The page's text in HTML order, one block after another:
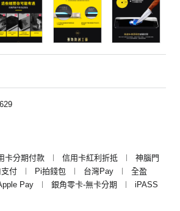
卡分期付款 ︱ 信用卡紅利折抵 ︱
神腦門
付 ︱ Pi拍錢包 ︱ 台灣Pay ︱
全盈
Pay ︱ 銀角零卡-無卡分期 ︱
iPASS